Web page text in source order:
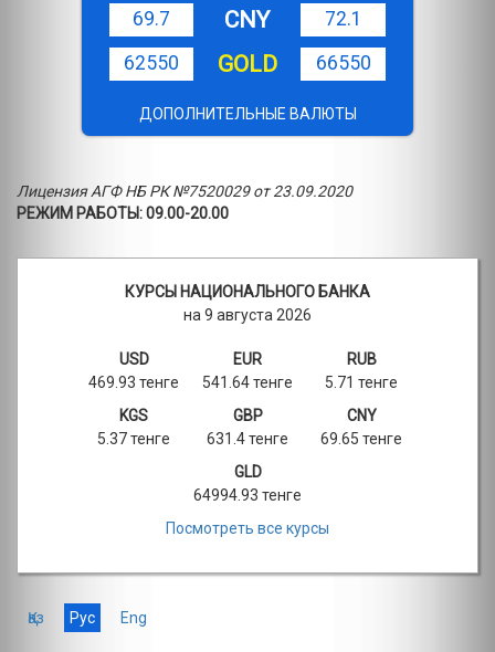
69.7
CNY
72.1
62550
GOLD 66550
ДОПОЛНИТЕЛЬНЫЕ ВАЛЮТЫ
Лицензия АГФ НБ РК №7520029 от 23.09.2020
РЕЖИМ РАБОТЫ: 09.00-20.00
КУРСЫ НАЦИОНАЛЬНОГО БАНКА
на 9 августа 2026
USD
469.93 тенге
EUR
541.64 тенге
RUB
5.71 тенге
KGS
5.37 тенге
GBP
631.4 тенге
CNY
69.65 тенге
GLD
64994.93 тенге
Посмотреть все курсы
Қаз Рус Eng